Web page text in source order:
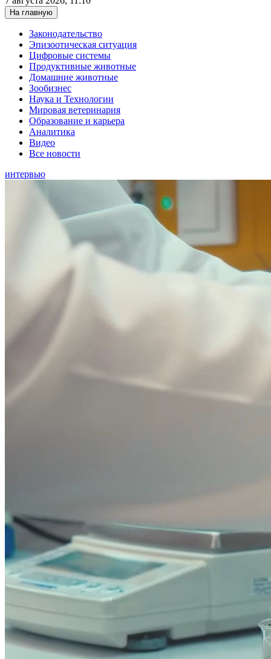
На главную
Законодательство
Эпизоотическая ситуация
Цифровые системы
Продуктивные животные
Домашние животные
Зообизнес
Наука и Технологии
Мировая ветеринария
Образование и карьера
Аналитика
Видео
Все новости
интервью